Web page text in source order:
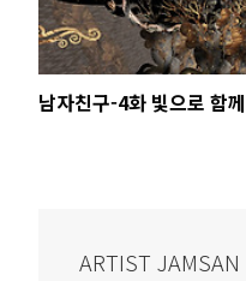
남자친구-4화 빛으로 함께
ARTIST JAMSAN